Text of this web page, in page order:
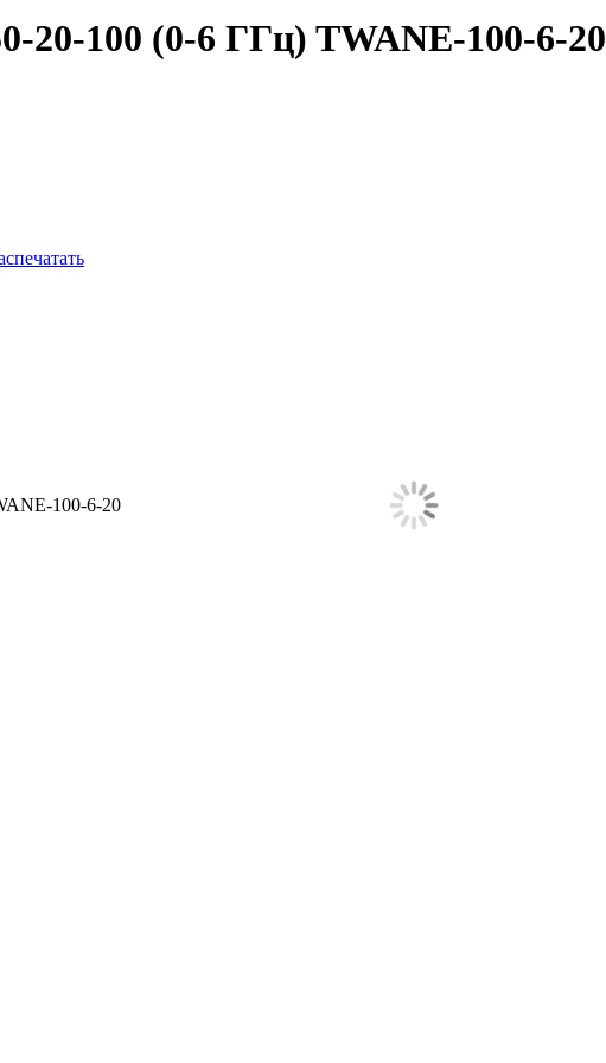
20-100 (0-6 ГГц) TWANE-100-6-20